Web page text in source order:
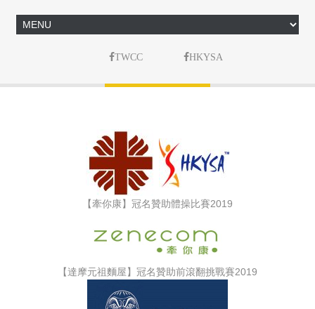
TWCC HKYSA
【牽你康】冠名贊助體操比賽2019
【達摩元祖麵屋】冠名贊助前滾翻挑戰賽2019